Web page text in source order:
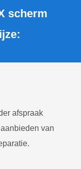
scherm
afspraak
van